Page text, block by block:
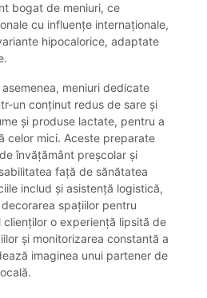
bogat de meniuri, ce
cu influențe internaționale,
hipocalorice, adaptate
meniuri dedicate
un conținut redus de sare și
și produse lactate, pentru a
celor mici. Aceste preparate
învățământ preșcolar și
față de sănătatea
includ și asistență logistică,
spațiilor pentru
o experiență lipsită de
și monitorizarea constantă a
imaginea unui partener de